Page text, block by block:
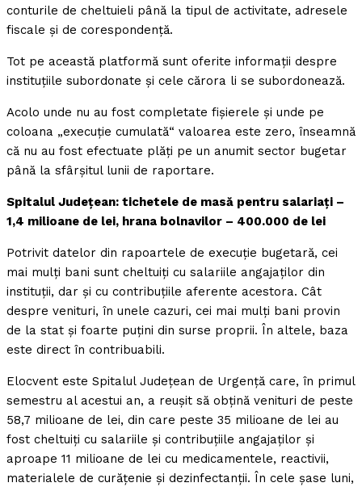
conturile de cheltuieli până la tipul de activitate, adresele
fiscale şi de corespondenţă.
Tot pe această platformă sunt oferite informaţii despre
instituţiile subordonate şi cele cărora li se subordonează.
Acolo unde nu au fost completate fişierele şi unde pe
coloana „execuţie cumulată“ valoarea este zero, înseamnă
că nu au fost efectuate plăţi pe un anumit sector bugetar
până la sfârşitul lunii de raportare.
Spitalul Judeţean: tichetele de masă pentru salariaţi –
1,4 milioane de lei, hrana bolnavilor – 400.000 de lei
Potrivit datelor din rapoartele de execuţie bugetară, cei
mai mulţi bani sunt cheltuiţi cu salariile angajaţilor din
instituţii, dar şi cu contribuţiile aferente acestora. Cât
despre venituri, în unele cazuri, cei mai mulţi bani provin
de la stat şi foarte puţini din surse proprii. În altele, baza
este direct în contribuabili.
Elocvent este Spitalul Judeţean de Urgenţă care, în primul
semestru al acestui an, a reuşit să obţină venituri de peste
58,7 milioane de lei, din care peste 35 milioane de lei au
fost cheltuiţi cu salariile şi contribuţiile angajaţilor şi
aproape 11 milioane de lei cu medicamentele, reactivii,
materialele de curăţenie şi dezinfectanţii. În cele şase luni,